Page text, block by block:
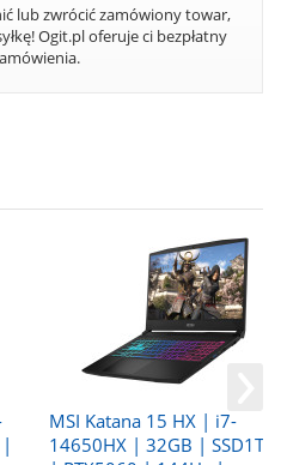
lub zwrócić zamówiony towar,
Ogit.pl oferuje ci bezpłatny
MSI Katana 15 HX | i7-
14650HX | 32GB | SSD1TB